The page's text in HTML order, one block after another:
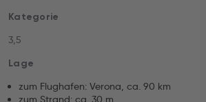
Kategorie
3,5
Lage
zum Flughafen: Verona, ca. 90 km
zum Strand: ca. 30 m